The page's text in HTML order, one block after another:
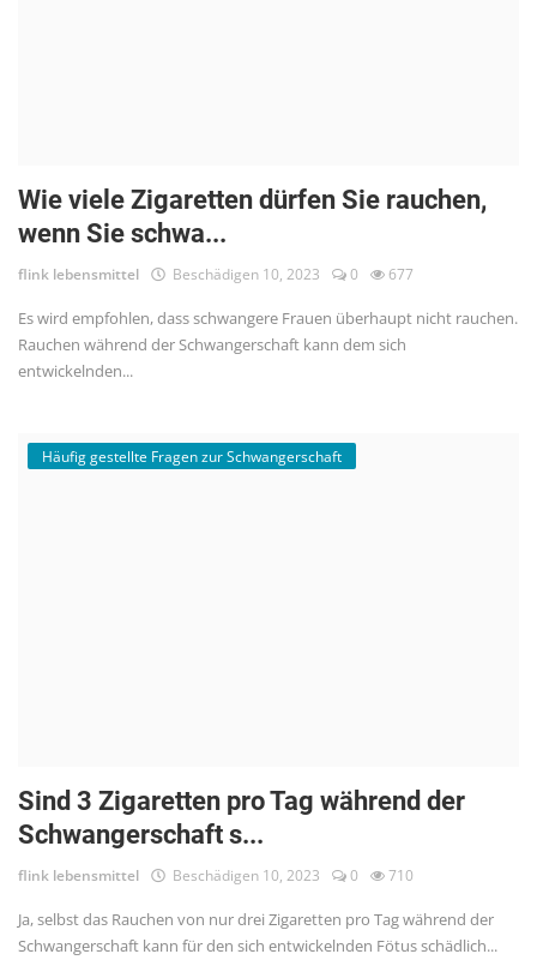
Wie viele Zigaretten dürfen Sie rauchen,
wenn Sie schwa...
flink lebensmittel Beschädigen 10, 2023 0 677
Es wird empfohlen, dass schwangere Frauen überhaupt nicht rauchen.
Rauchen während der Schwangerschaft kann dem sich
entwickelnden...
Häufig gestellte Fragen zur Schwangerschaft
Sind 3 Zigaretten pro Tag während der
Schwangerschaft s...
flink lebensmittel Beschädigen 10, 2023 0 710
Ja, selbst das Rauchen von nur drei Zigaretten pro Tag während der
Schwangerschaft kann für den sich entwickelnden Fötus schädlich...